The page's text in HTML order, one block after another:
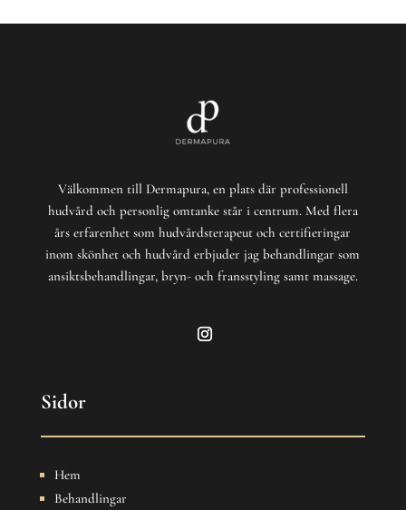
Välkommen till Dermapura, en plats där professionell
hudvård och personlig omtanke står i centrum. Med flera
års erfarenhet som hudvårdsterapeut och certifieringar
inom skönhet och hudvård erbjuder jag behandlingar som
ansiktsbehandlingar, bryn- och fransstyling samt massage.
Sidor
Hem
Behandlingar